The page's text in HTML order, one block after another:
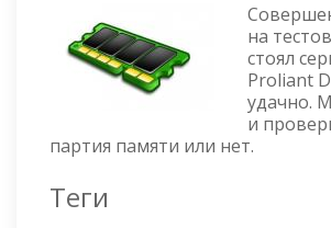
на
стоял
Proliant
удачно.
и
партия памяти или нет.
Теги